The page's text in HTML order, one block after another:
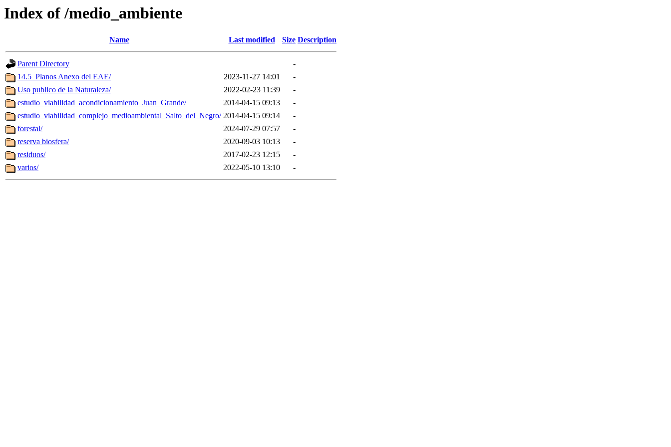
Index of /medio_ambiente
Name Last modified Size Description
Parent Directory
-
14.5_Planos Anexo del EAE/
2023-11-27 14:01
-
Uso publico de la Naturaleza/
2022-02-23 11:39
-
estudio_viabilidad_acondicionamiento_Juan_Grande/
2014-04-15 09:13
-
estudio_viabilidad_complejo_medioambiental_Salto_del_Negro/ 2014-04-15 09:14
-
forestal/
2024-07-29 07:57
-
reserva biosfera/
2020-09-03 10:13
-
residuos/
2017-02-23 12:15
-
varios/
2022-05-10 13:10 -